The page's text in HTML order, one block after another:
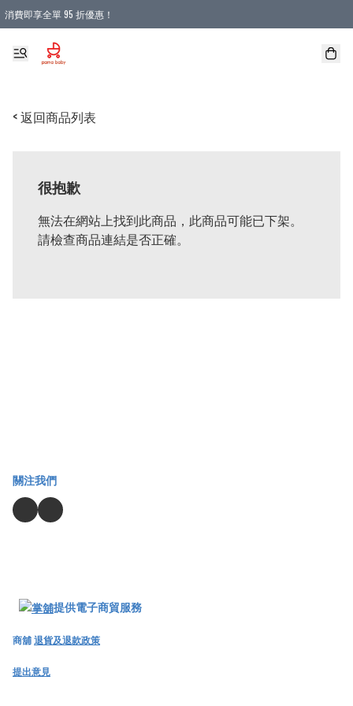
消費即享全單 95 折優惠！
購物滿 HKD 900.00即享免運費優惠！（適用於 本地送貨、本地取貨 )
< 返回商品列表
很抱歉
無法在網站上找到此商品，此商品可能已下架。
請檢查商品連結是否正確。
關注我們
提供電子商貿服務
商舖退貨及退款政策
提出意見